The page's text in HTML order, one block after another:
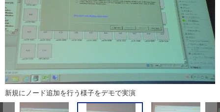
新規にノード追加を行う様子をデモで実演